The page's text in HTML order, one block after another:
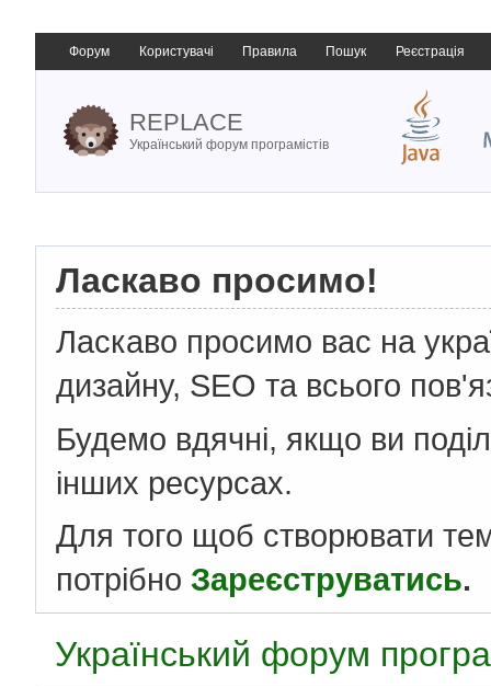
Форум Користувачі Правила Пошук Реєстрація
REPLACE
Український форум програмістів
Ласкаво просимо!
Ласкаво просимо вас на
дизайну, SEO та всього
Будемо вдячні, якщо ви
інших ресурсах.
Для того щоб створювати
потрібно Зареєструватись.
Український форум